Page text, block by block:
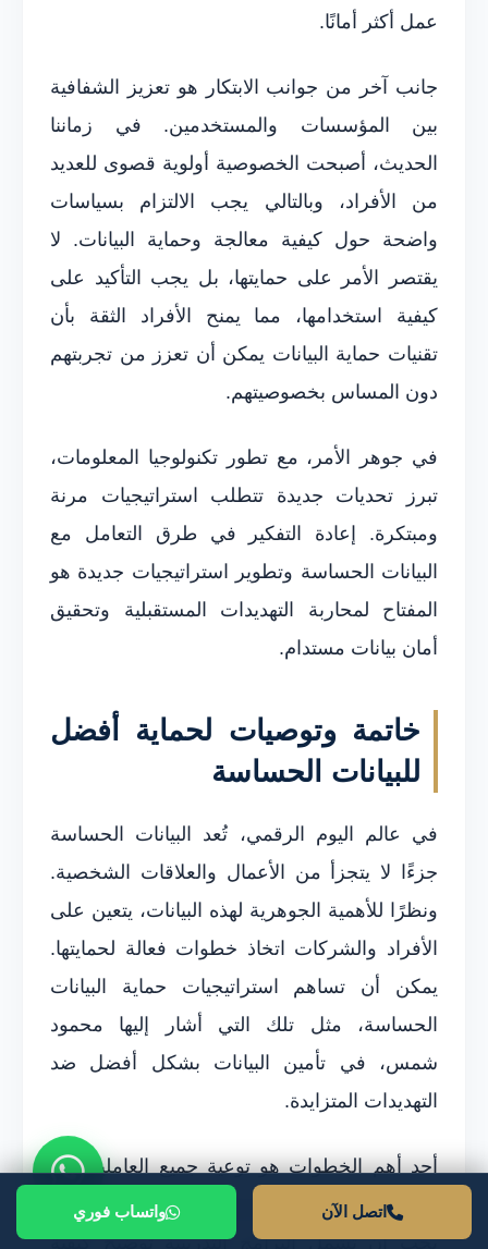
عمل أكثر أمانًا.
جانب آخر من جوانب الابتكار هو تعزيز الشفافية
بين المؤسسات والمستخدمين. في زماننا
الحديث، أصبحت الخصوصية أولوية قصوى للعديد
من الأفراد، وبالتالي يجب الالتزام بسياسات
واضحة حول كيفية معالجة وحماية البيانات. لا
يقتصر الأمر على حمايتها، بل يجب التأكيد على
كيفية استخدامها، مما يمنح الأفراد الثقة بأن
تقنيات حماية البيانات يمكن أن تعزز من تجربتهم
دون المساس بخصوصيتهم.
في جوهر الأمر، مع تطور تكنولوجيا المعلومات،
تبرز تحديات جديدة تتطلب استراتيجيات مرنة
ومبتكرة. إعادة التفكير في طرق التعامل مع
البيانات الحساسة وتطوير استراتيجيات جديدة هو
المفتاح لمحاربة التهديدات المستقبلية وتحقيق
أمان بيانات مستدام.
خاتمة وتوصيات لحماية أفضل
للبيانات الحساسة
في عالم اليوم الرقمي، تُعد البيانات الحساسة
جزءًا لا يتجزأ من الأعمال والعلاقات الشخصية.
ونظرًا للأهمية الجوهرية لهذه البيانات، يتعين على
الأفراد والشركات اتخاذ خطوات فعالة لحمايتها.
يمكن أن تساهم استراتيجيات حماية البيانات
الحساسة، مثل تلك التي أشار إليها محمود
شمس، في تأمين البيانات بشكل أفضل ضد
التهديدات المتزايدة.
أحد أهم الخطوات هو توعية جميع العاملين في
المؤسسة بالمخاطر المرتبطة بالبيانات الحساسة.
يجب أن تشمل البرامج التدريبية توضيح كيفية
اتصل الآن واتساب فوري